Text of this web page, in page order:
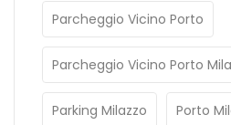
Parcheggio Vicino Porto
Parcheggio Vicino Porto
Parking Milazzo Porto